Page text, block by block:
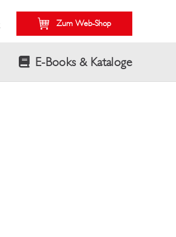
Zum Web-Shop
E-Books & Kataloge